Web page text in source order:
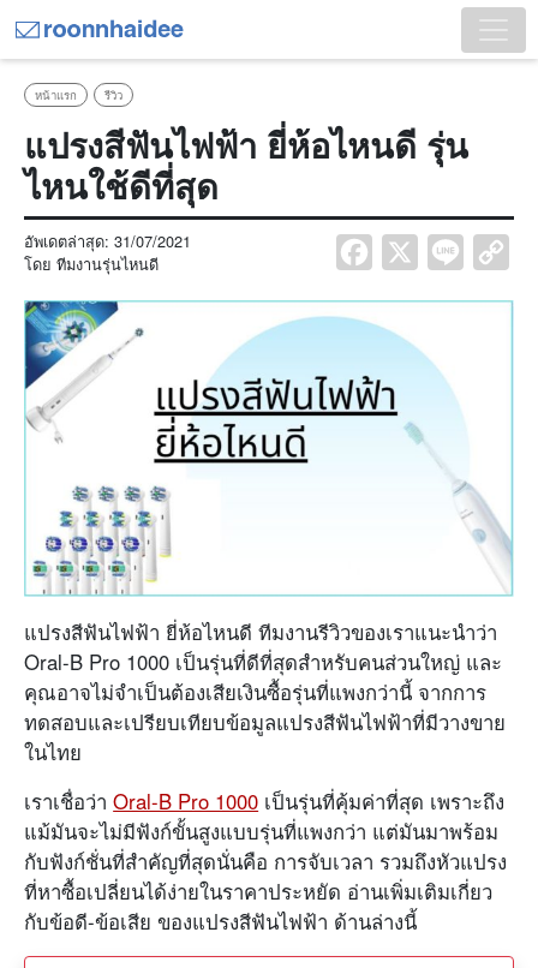
หน้าแรก รีวิว
แปรงสีฟันไฟฟ้า ยี่ห้อไหนดี รุ่น
ไหนใช้ดีที่สุด
อัพเดตล่าสุด:31/07/2021
โดย ทีมงานรุ่นไหนดี Facebook Line
แปรงสีฟันไฟฟ้า ยี่ห้อไหนดี ทีมงานรีวิวของเราแนะนำว่า
Oral-B Pro 1000 เป็นรุ่นที่ดีที่สุดสำหรับคนส่วนใหญ่ และ
คุณอาจไม่จำเป็นต้องเสียเงินซื้อรุ่นที่แพงกว่านี้ จากการ
ทดสอบและเปรียบเทียบข้อมูลแปรงสีฟันไฟฟ้าที่มีวางขาย
ในไทย
เราเชื่อว่าOral-B Pro 1000 เป็นรุ่นที่คุ้มค่าที่สุด เพราะถึง
แม้มันจะไม่มีฟังก์ขั้นสูงแบบรุ่นที่แพงกว่า แต่มันมาพร้อม
กับฟังก์ชั่นที่สำคัญที่สุดนั่นคือ การจับเวลา รวมถึงหัวแปรง
ที่หาซื้อเปลี่ยนได้ง่ายในราคาประหยัด อ่านเพิ่มเติมเกี่ยว
กับข้อดี-ข้อเสีย ของแปรงสีฟันไฟฟ้า ด้านล่างนี้